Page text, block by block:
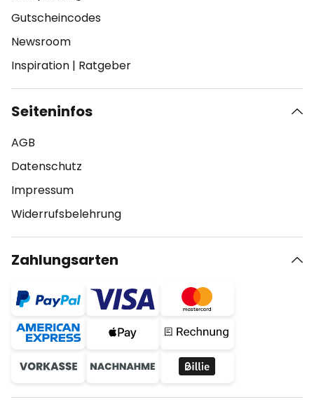
Gutscheincodes
Newsroom
Inspiration | Ratgeber
Seiteninfos
AGB
Datenschutz
Impressum
Widerrufsbelehrung
Zahlungsarten